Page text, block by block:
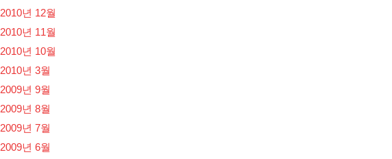
2010년 12월
2010년 11월
2010년 10월
2010년 3월
2009년 9월
2009년 8월
2009년 7월
2009년 6월